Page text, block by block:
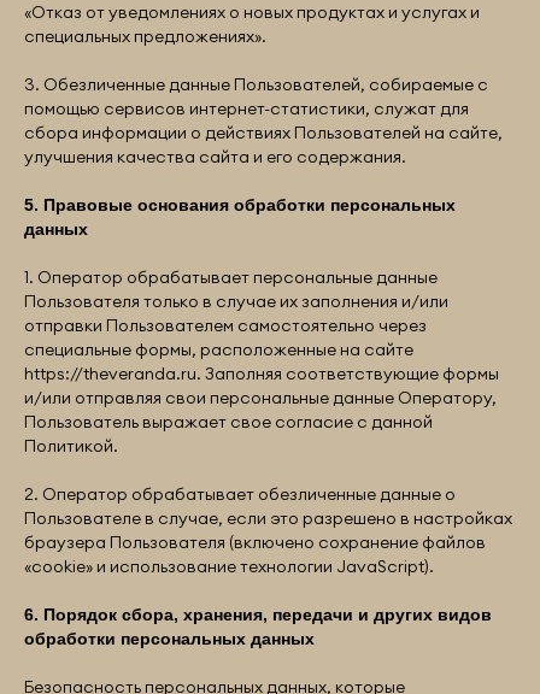
«Отказ от уведомлениях о новых продуктах и услугах и
специальных предложениях».
3. Обезличенные данные Пользователей, собираемые с
помощью сервисов интернет-статистики, служат для
сбора информации о действиях Пользователей на сайте,
улучшения качества сайта и его содержания.
5. Правовые основания обработки персональных
данных
1. Оператор обрабатывает персональные данные
Пользователя только в случае их заполнения и/или
отправки Пользователем самостоятельно через
специальные формы, расположенные на сайте
https://theveranda.ru. Заполняя соответствующие формы
и/или отправляя свои персональные данные Оператору,
Пользователь выражает свое согласие с данной
Политикой.
2. Оператор обрабатывает обезличенные данные о
Пользователе в случае, если это разрешено в настройках
браузера Пользователя (включено сохранение файлов
«cookie» и использование технологии JavaScript).
6. Порядок сбора, хранения, передачи и других видов
обработки персональных данных
Безопасность персональных данных, которые